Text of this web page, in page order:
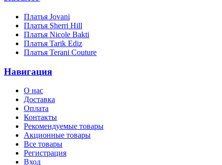
Платья Jovani
Платья Sherri Hill
Платья Nicole Bakti
Платья Tarik Ediz
Платья Terani Couture
Навигация
О нас
Доставка
Оплата
Контакты
Рекомендуемые товары
Акционные товары
Все товары
Регистрация
Вход